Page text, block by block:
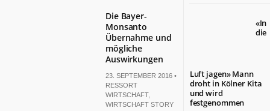
Die Bayer-
Monsanto
Übernahme und
mögliche
Auswirkungen
23. SEPTEMBER 2016 •
RESSORT
WIRTSCHAFT,
WIRTSCHAFT STORY
«In
die
Luft jagen» Mann
droht in Kölner Kita
und wird
festgenommen